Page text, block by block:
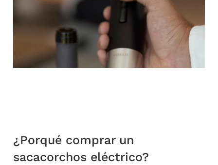
¿Porqué comprar un
sacacorchos eléctrico?